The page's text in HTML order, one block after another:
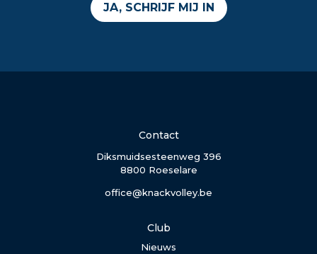
JA, SCHRIJF MIJ IN
Contact
Diksmuidsesteenweg 396
8800 Roeselare
office@knackvolley.be
Club
Nieuws